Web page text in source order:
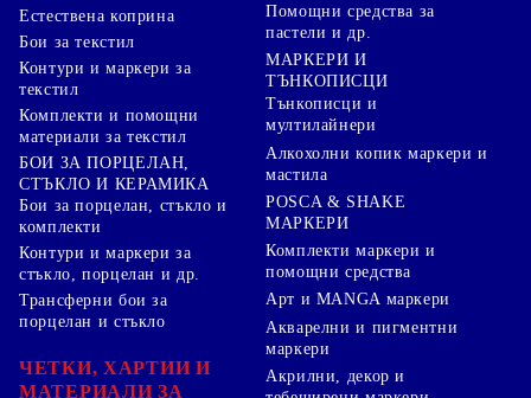
Естествена коприна
Бои за текстил
Контури и маркери за
текстил
Комплекти и помощни
материали за текстил
БОИ ЗА ПОРЦЕЛАН,
СТЪКЛО И КЕРАМИКА
Бои за порцелан, стъкло и
комплекти
Контури и маркери за
стъкло, порцелан и др.
Трансферни бои за
порцелан и стъкло
ЧЕТКИ, ХАРТИИ И
МАТЕРИАЛИ ЗА
Помощни средства за
пастели и др.
МАРКЕРИ И
ТЪНКОПИСЦИ
Тънкописци и
мултилайнери
Алкохолни копик маркери и
мастила
POSCA & SHAKE
МАРКЕРИ
Комплекти маркери и
помощни средства
Арт и MANGA маркери
Акварелни и пигментни
маркери
Акрилни, декор и